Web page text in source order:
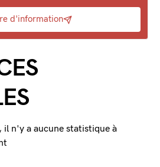
d'information
il n'y a aucune statistique à